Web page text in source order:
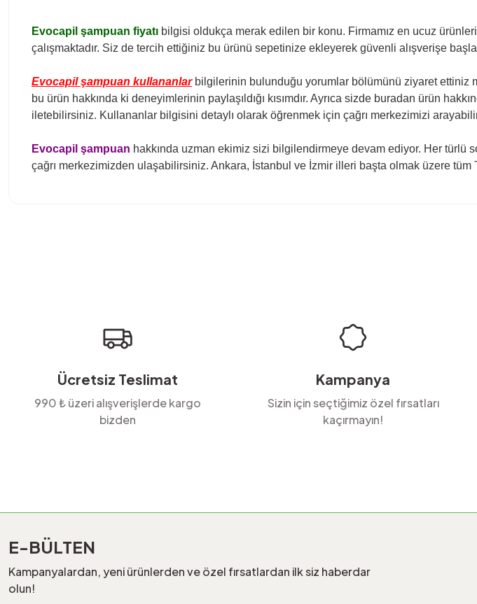
Evocapil şampuan fiyatı bilgisi oldukça merak edilen bir konu. Firmamız en ucuz
çalışmaktadır. Siz de tercih ettiğiniz bu ürünü sepetinize ekleyerek güvenli alışverişe
Evocapil şampuan kullananlar bilgilerinin bulunduğu yorumlar bölümünü ziyaret ettiniz
bu ürün hakkında ki deneyimlerinin paylaşıldığı kısımdır. Ayrıca sizde buradan ürün
iletebilirsiniz. Kullananlar bilgisini detaylı olarak öğrenmek için çağrı merkezimizi
Evocapil şampuan hakkında uzman ekimiz sizi bilgilendirmeye devam ediyor. Her türlü
çağrı merkezimizden ulaşabilirsiniz. Ankara, İstanbul ve İzmir illeri başta olmak üzere
Bu ürüne benzer farklı alternatifler olmalı.
Ücretsiz Teslimat
990 ₺ üzeri alışverişlerde kargo
bizden
Kampanya
Sizin için seçtiğimiz özel fırsatları
kaçırmayın!
E-BÜLTEN
Kampanyalardan, yeni ürünlerden ve özel fırsatlardan ilk siz haberdar
olun!